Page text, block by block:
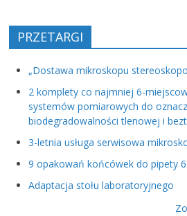
PRZETARGI
„Dostawa mikroskopu
2 komplety co najmniej 6-
systemów pomiarowych do
biodegradowalności tlenowej i
3-letnia usługa serwisowa
9 opakowań końcówek do pipety
Adaptacja stołu laboratoryjnego